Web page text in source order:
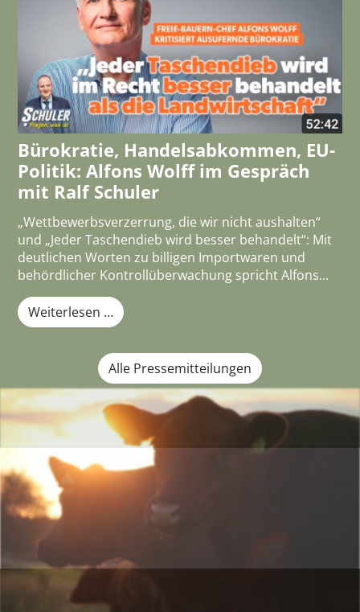
Bürokratie, Handelsabkommen, EU-
Politik: Alfons Wolff im Gespräch
mit Ralf Schuler
„Wettbewerbsverzerrung, die wir nicht aushalten“
und „Jeder Taschendieb wird besser behandelt“: Mit
deutlichen Worten zu billigen Importwaren und
behördlicher Kontrollüberwachung spricht Alfons...
Weiterlesen …
Alle Pressemitteilungen